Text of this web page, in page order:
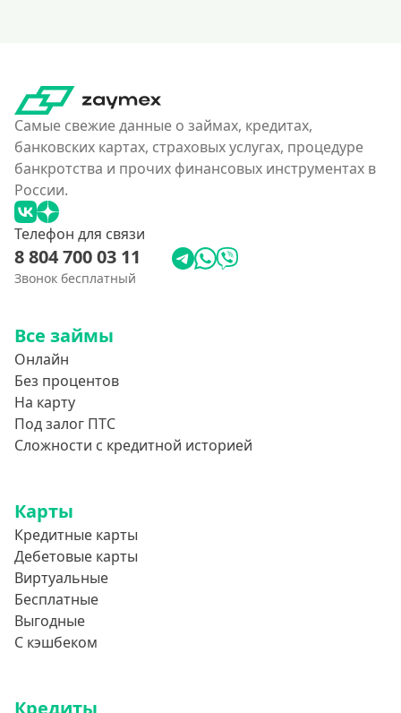
Самые свежие данные о займах, кредитах,
банковских картах, страховых услугах, процедуре
банкротства и прочих финансовых инструментах в
России.
Телефон для связи
8 804 700 03 11
Звонок бесплатный
Все займы
Онлайн
Без процентов
На карту
Под залог ПТС
Сложности с кредитной историей
Карты
Кредитные карты
Дебетовые карты
Виртуальные
Бесплатные
Выгодные
С кэшбеком
Кредиты